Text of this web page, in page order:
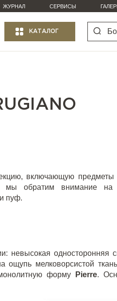
ЖУРНАЛ СЕРВИСЫ
КАТАЛОГ
включающую
мы обратим внимание
пуф.
невысокая односторонняя
мелковорсистой
форму
Pierre.